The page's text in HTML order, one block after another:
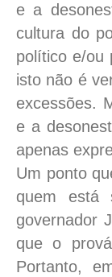
e a
cultura do
político e/ou
isto não é
excessões.
e a
apenas
Um ponto
quem está
governador
que o
Portanto,